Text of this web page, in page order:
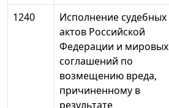
1240
Исполнение судебных
актов Российской
Федерации и мировых
соглашений по
возмещению вреда,
причиненному в
результате